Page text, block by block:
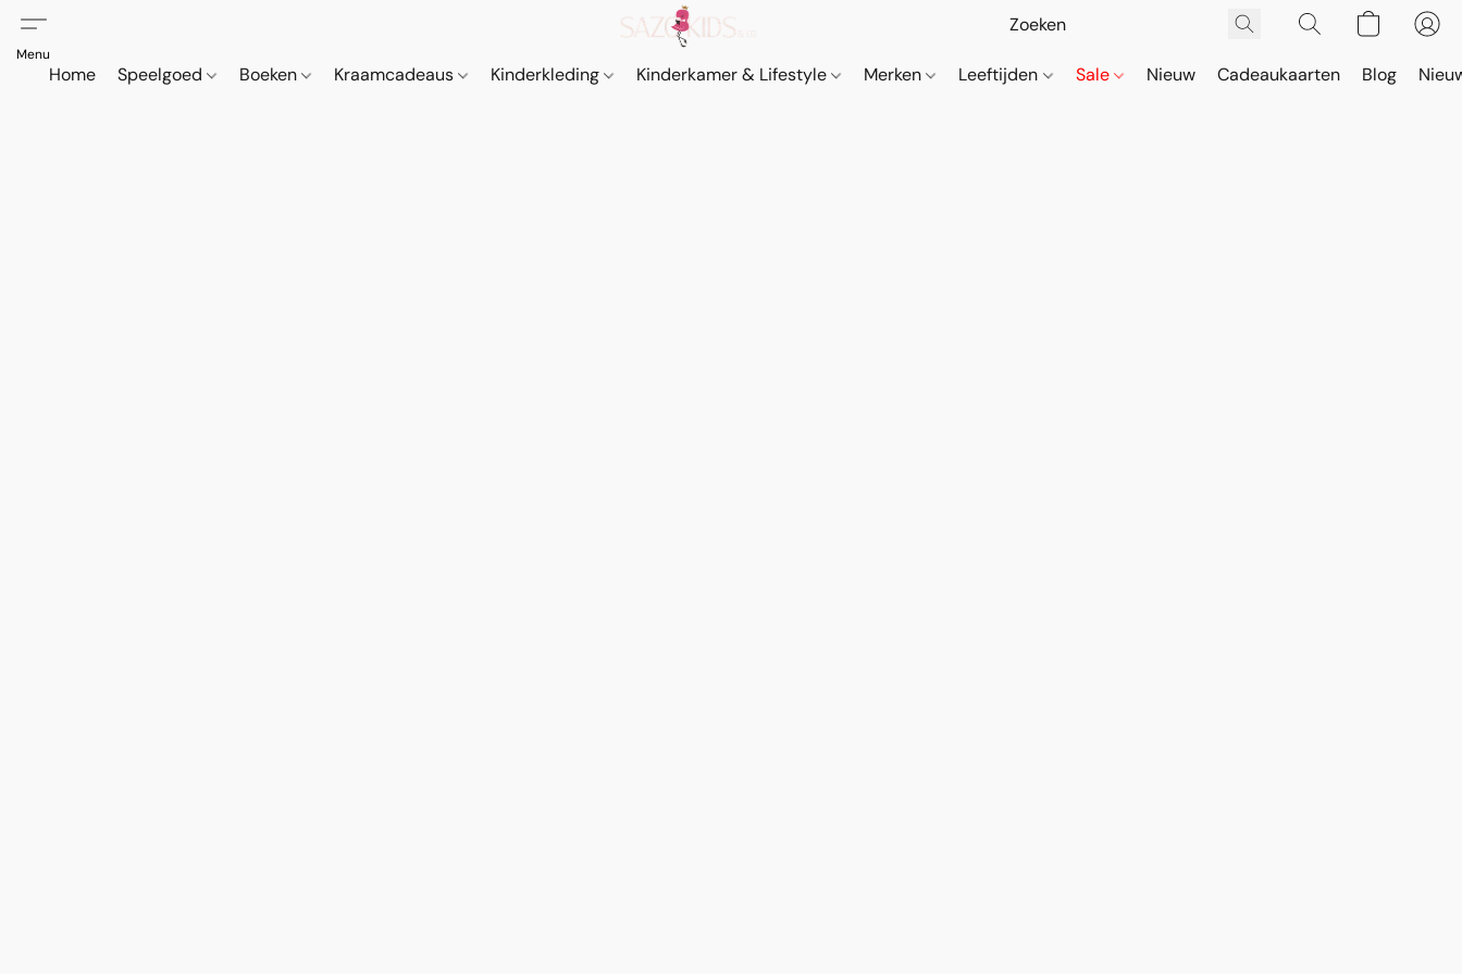
Home Speelgoed Boeken Kraamcadeaus Kinderkleding Kinderkamer & Lifestyle Merken Leeftijden Sale Nieuw Cadeaukaarten Blog